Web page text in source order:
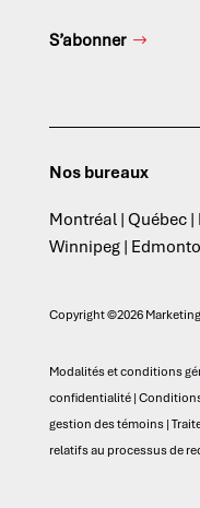
S’abonner
Nos bureaux
Montréal | Québec |
Winnipeg |
Copyright ©2026
Modalités et conditions
confidentialité|
gestion des témoins|
relatifs au processus de